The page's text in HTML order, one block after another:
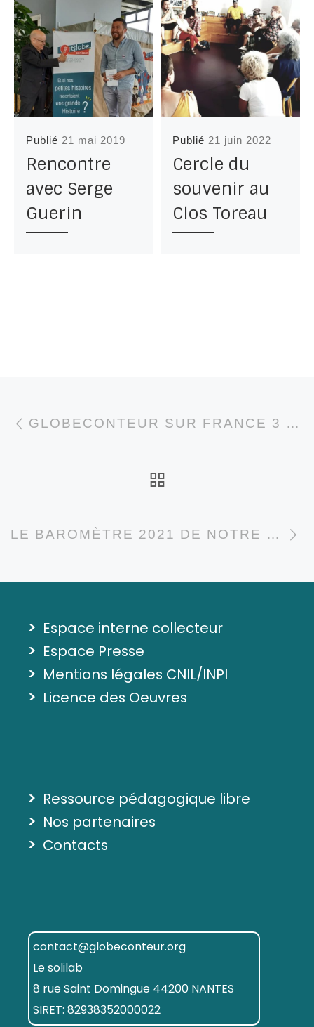
Publié 21 mai 2019
Rencontre
avec Serge
Guerin
Publié 21 juin 2022
Cercle du
souvenir au
Clos Toreau
Parcourir les GLOBECONTEUR SUR FRANCE 3 – PAYS DE LA LOIRE
LE BAROMÈTRE 2021 DE NOTRE GOUVERNANCE EST SORTI!
> Espace interne collecteur
> Espace Presse
> Mentions légales CNIL/INPI
> Licence des Oeuvres
> Ressource pédagogique libre
> Nos partenaires
> Contacts
contact@globeconteur.org
Le solilab
8 rue Saint Domingue 44200 NANTES
SIRET: 82938352000022